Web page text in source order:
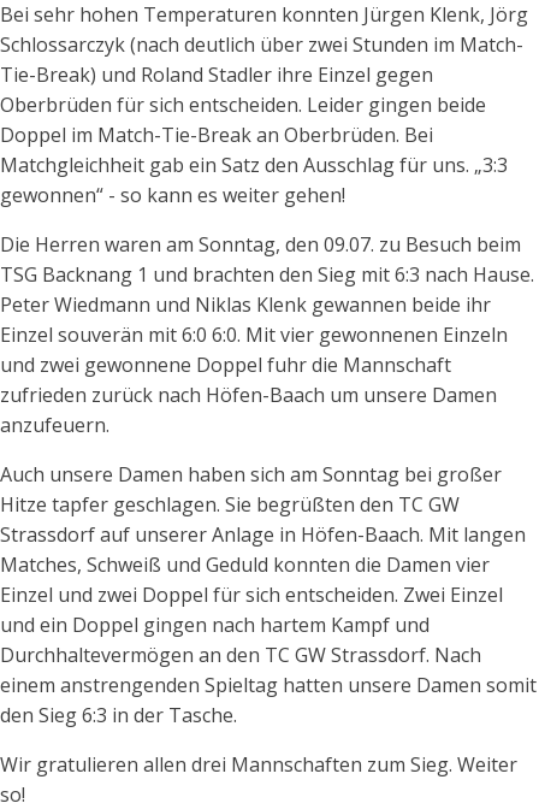
Bei sehr hohen Temperaturen konnten Jürgen Klenk, Jörg
Schlossarczyk (nach deutlich über zwei Stunden im Match-
Tie-Break) und Roland Stadler ihre Einzel gegen
Oberbrüden für sich entscheiden. Leider gingen beide
Doppel im Match-Tie-Break an Oberbrüden. Bei
Matchgleichheit gab ein Satz den Ausschlag für uns. „3:3
gewonnen“ - so kann es weiter gehen!
Die Herren waren am Sonntag, den 09.07. zu Besuch beim
TSG Backnang 1 und brachten den Sieg mit 6:3 nach Hause.
Peter Wiedmann und Niklas Klenk gewannen beide ihr
Einzel souverän mit 6:0 6:0. Mit vier gewonnenen Einzeln
und zwei gewonnene Doppel fuhr die Mannschaft
zufrieden zurück nach Höfen-Baach um unsere Damen
anzufeuern.
Auch unsere Damen haben sich am Sonntag bei großer
Hitze tapfer geschlagen. Sie begrüßten den TC GW
Strassdorf auf unserer Anlage in Höfen-Baach. Mit langen
Matches, Schweiß und Geduld konnten die Damen vier
Einzel und zwei Doppel für sich entscheiden. Zwei Einzel
und ein Doppel gingen nach hartem Kampf und
Durchhaltevermögen an den TC GW Strassdorf. Nach
einem anstrengenden Spieltag hatten unsere Damen somit
den Sieg 6:3 in der Tasche.
Wir gratulieren allen drei Mannschaften zum Sieg. Weiter
so!